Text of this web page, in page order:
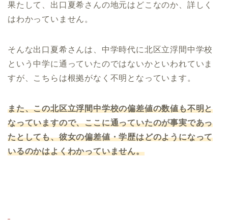
果たして、出口夏希さんの地元はどこなのか、詳しく
はわかっていません。
そんな出口夏希さんは、中学時代に北区立浮間中学校
という中学に通っていたのではないかといわれていま
すが、こちらは根拠がなく不明となっています。
また、この北区立浮間中学校の偏差値の数値も不明と
なっていますので、ここに通っていたのが事実であっ
たとしても、彼女の偏差値・学歴はどのようになって
いるのかはよくわかっていません。